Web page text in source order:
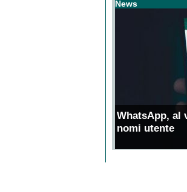
News
WhatsApp, al
nomi utente